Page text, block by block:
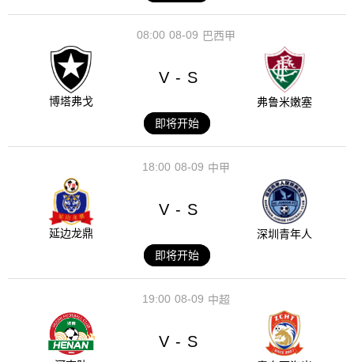
08-09
08:00 巴西甲
博塔弗戈
V - S
弗鲁米嫩塞
即将开始
08-09
18:00 中甲
延边龙鼎
V - S
深圳青年人
即将开始
08-09
19:00 中超
V - S